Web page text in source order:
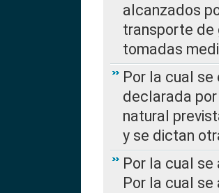
alcanzados
transporte de
tomadas
Por la cual
declarada
natural
y se dictan
Por la cual se
Por la cual